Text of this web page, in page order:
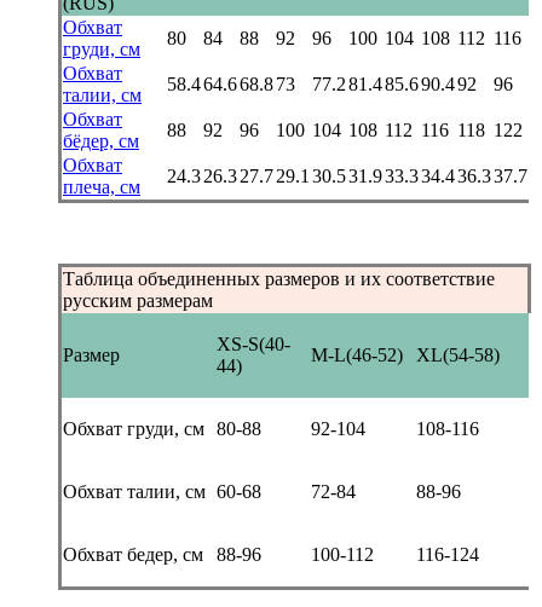
Обхват
груди, см
80 84 88 92 96 100 104 108 112 116
Обхват
талии, см
58.464.668.873 77.281.485.690.492
96
Обхват
бёдер, см
88 92 96 100 104 108 112 116 118 122
Обхват
плеча, см
24.326.327.729.1 30.531.933.334.436.337.7
Таблица объединенных размеров и их соответствие
русским размерам
Размер
XS-S(40-
44)
M-L(46-52) XL(54-58)
Обхват груди, см 80-88 92-104 108-116
Обхват талии, см 60-68 72-84 88-96
Обхват бедер, см 88-96 100-112 116-124